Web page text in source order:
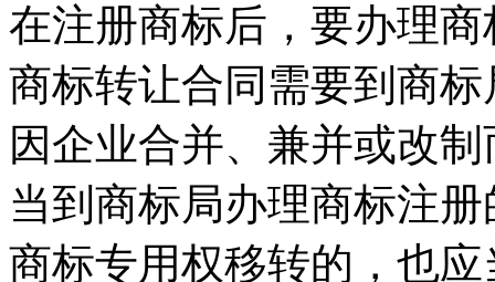
在注册商标后，要办理
商标转让合同需要到商
因企业合并、兼并或改
当到商标局办理商标注
商标专用权移转的，也